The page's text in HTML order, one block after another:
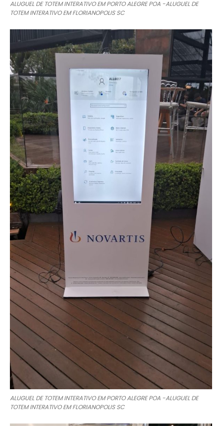
ALUGUEL DE TOTEM INTERATIVO EM PORTO ALEGRE POA -ALUGUEL DE
TOTEM INTERATIVO EM FLORIANOPOLIS SC
ALUGUEL DE TOTEM INTERATIVO EM PORTO ALEGRE POA -ALUGUEL DE
TOTEM INTERATIVO EM FLORIANOPOLIS SC